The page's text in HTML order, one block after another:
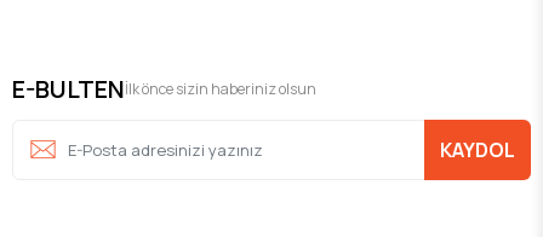
E-BULTENİlk önce sizin haberiniz olsun
KAYDOL